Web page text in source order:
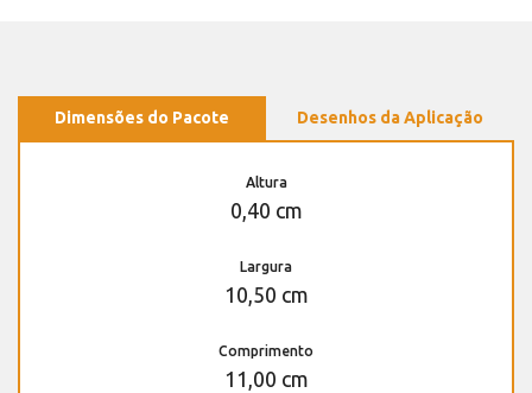
Dimensões do Pacote Desenhos da Aplicação
Altura
0,40 cm
Largura
10,50 cm
Comprimento
11,00 cm